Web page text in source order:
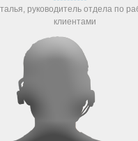
руководитель отдела по
клиентами